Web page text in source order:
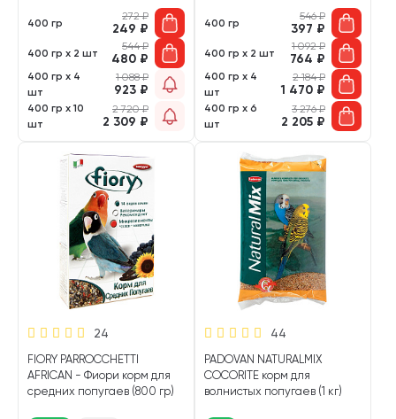
400 гр
272₽
249 ₽
400 гр х 2 шт
544₽
480 ₽
400 гр х 4
шт
1 088₽
923 ₽
400 гр х 10
шт
2 720₽
2 309 ₽
400 гр
546₽
397 ₽
400 гр х 2 шт
1 092₽
764 ₽
400 гр х 4
шт
2 184₽
1 470 ₽
400 гр х 6
шт
3 276₽
2 205 ₽
24
FIORY PARROCCHETTI
AFRICAN - Фиори корм для
средних попугаев (800 гр)
44
PADOVAN NATURALMIX
COCORITE корм для
волнистых попугаев (1 кг)